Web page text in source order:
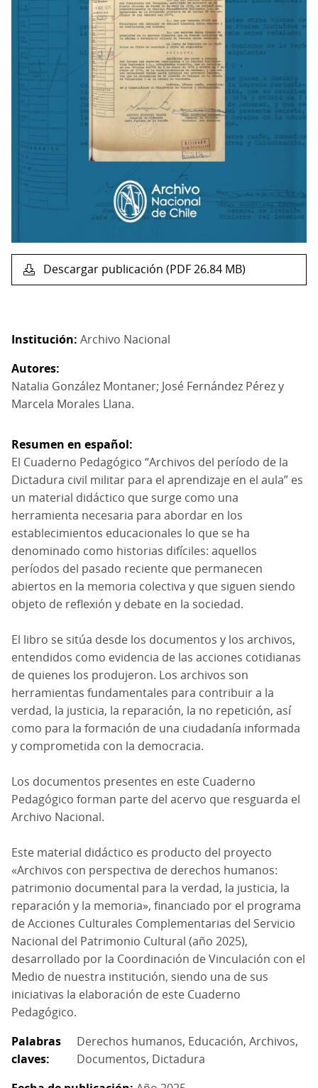
Descargar publicación (PDF 26.84 MB)
Institución Archivo Nacional
Autores
Natalia González Montaner; José Fernández Pérez y
Marcela Morales Llana.
Resumen en español
El Cuaderno Pedagógico “Archivos del período de la
Dictadura civil militar para el aprendizaje en el aula” es
un material didáctico que surge como una
herramienta necesaria para abordar en los
establecimientos educacionales lo que se ha
denominado como historias difíciles: aquellos
períodos del pasado reciente que permanecen
abiertos en la memoria colectiva y que siguen siendo
objeto de reflexión y debate en la sociedad.
El libro se sitúa desde los documentos y los archivos,
entendidos como evidencia de las acciones cotidianas
de quienes los produjeron. Los archivos son
herramientas fundamentales para contribuir a la
verdad, la justicia, la reparación, la no repetición, así
como para la formación de una ciudadanía informada
y comprometida con la democracia.
Los documentos presentes en este Cuaderno
Pedagógico forman parte del acervo que resguarda el
Archivo Nacional.
Este material didáctico es producto del proyecto
«Archivos con perspectiva de derechos humanos:
patrimonio documental para la verdad, la justicia, la
reparación y la memoria», financiado por el programa
de Acciones Culturales Complementarias del Servicio
Nacional del Patrimonio Cultural (año 2025),
desarrollado por la Coordinación de Vinculación con el
Medio de nuestra institución, siendo una de sus
iniciativas la elaboración de este Cuaderno
Pedagógico.
Palabras
claves
Derechos humanos Educación Archivos
Documentos Dictadura